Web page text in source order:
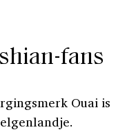
fans
Ouai is